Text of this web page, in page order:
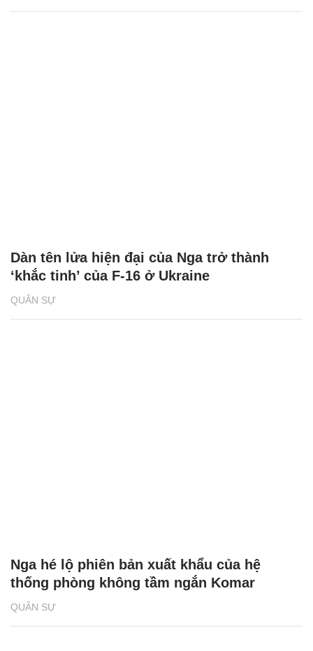
QUÂN SỰ
Dàn tên lửa hiện đại của Nga trở thành
‘khắc tinh’ của F-16 ở Ukraine
QUÂN SỰ
Nga hé lộ phiên bản xuất khẩu của hệ
thống phòng không tầm ngắn Komar